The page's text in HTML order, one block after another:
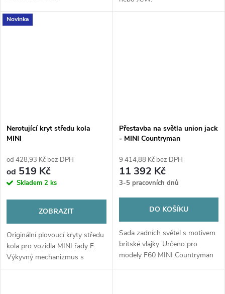
Novinka
Nerotující kryt středu kola
MINI
od 428,93 Kč bez DPH
od 519 Kč
Skladem 2 ks
ZOBRAZIT
Originální plovoucí kryty středu
kola pro vozidla MINI řady F.
Výkyvný mechanizmus s
chromovaným kroužkem
Přestavba na světla union jack
- MINI Countryman
9 414,88 Kč bez DPH
11 392 Kč
3-5 pracovních dnů
DO KOŠÍKU
Sada zadních světel s motivem
britské vlajky. Určeno pro
modely F60 MINI Countryman